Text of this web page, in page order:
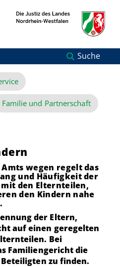
Suche
Familie und Partnerschaft
wegen regelt das
und Häufigkeit der
den Elternteilen,
den Kindern nahe
der Eltern,
auf einen geregelten
Bei
Familiengericht die
zu finden.